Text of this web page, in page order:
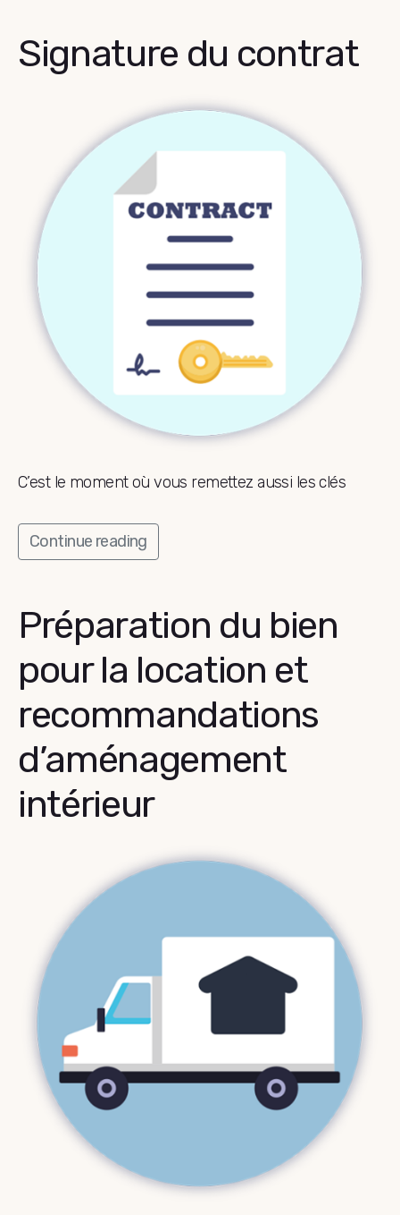
Signature du contrat
C’est le moment où vous remettez aussi les clés
Continue reading
Préparation du bien
pour la location et
recommandations
d’aménagement
intérieur